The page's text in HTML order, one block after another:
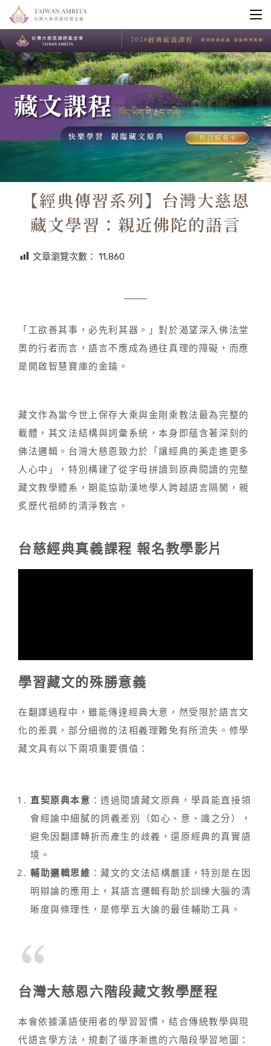
【經典傳習系列】台灣大慈恩
藏文學習：親近佛陀的語言
文章瀏覽次數： 11,860
「工欲善其事，必先利其器。」對於渴望深入佛法堂
奧的行者而言，語言不應成為通往真理的障礙，而應
是開啟智慧寶庫的金鑰。
藏文作為當今世上保存大乘與金剛乘教法最為完整的
載體，其文法結構與詞彙系統，本身即蘊含著深刻的
佛法邏輯。台灣大慈恩致力於「讓經典的美走進更多
人心中」，特別構建了從字母拼讀到原典閱讀的完整
藏文教學體系，期能協助漢地學人跨越語言隔閡，親
炙歷代祖師的清淨教言。
台慈經典真義課程 報名教學影片
學習藏文的殊勝意義
在翻譯過程中，雖能傳達經典大意，然受限於語言文
化的差異，部分細微的法相義理難免有所流失。修學
藏文具有以下兩項重要價值：
直契原典本意 ：透過閱讀藏文原典，學員能直接領
會經論中細膩的詞義差別（如心、意、識之分），
避免因翻譯轉折而產生的歧義，還原經典的真實語
境。
輔助邏輯思維 ：藏文的文法結構嚴謹，特別是在因
明辯論的應用上，其語言邏輯有助於訓練大腦的清
晰度與條理性，是修學五大論的最佳輔助工具。
台灣大慈恩六階段藏文教學歷程
本會依據漢語使用者的學習習慣，結合傳統教學與現
代語言學方法，規劃了循序漸進的六階段學習地圖：